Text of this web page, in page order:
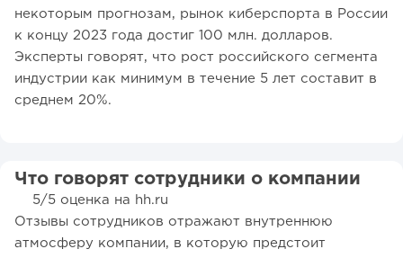
некоторым прогнозам, рынок киберспорта в России
к концу 2023 года достиг 100 млн. долларов.
Эксперты говорят, что рост российского сегмента
индустрии как минимум в течение 5 лет составит в
среднем 20%.
Что говорят сотрудники о компании
5/5 оценка на hh.ru
Отзывы сотрудников отражают внутреннюю
атмосферу компании, в которую предстоит